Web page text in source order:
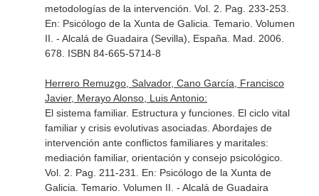
metodologías de la intervención. Vol. 2. Pag. 233-253.
En: Psicólogo de la Xunta de Galicia. Temario. Volumen
II . - Alcalá de Guadaira (Sevilla), España. Mad. 2006.
678. ISBN 84-665-5714-8
Herrero Remuzgo, Salvador, Cano García, Francisco
Javier, Merayo Alonso, Luis Antonio:
El sistema familiar. Estructura y funciones. El ciclo vital
familiar y crisis evolutivas asociadas. Abordajes de
intervención ante conflictos familiares y maritales:
mediación familiar, orientación y consejo psicológico.
Vol. 2. Pag. 211-231. En: Psicólogo de la Xunta de
Galicia. Temario. Volumen II . - Alcalá de Guadaira